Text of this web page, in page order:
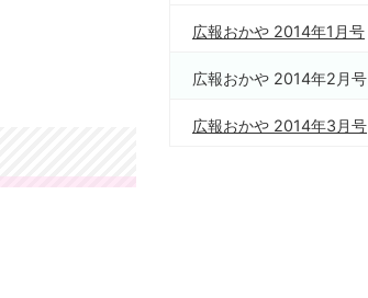
広報おかや 2014年1月号
広報おかや 2014年2月号
広報おかや 2014年3月号